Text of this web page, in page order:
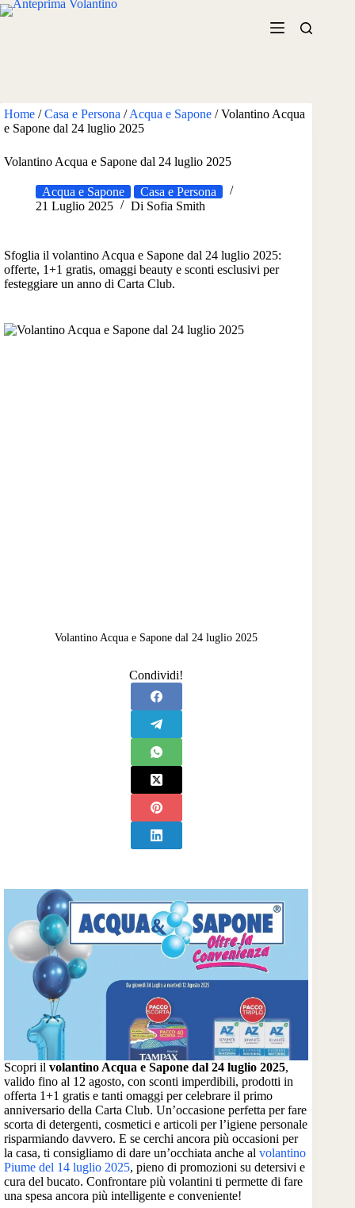
Salta
al
Home /Casa e Persona /Acqua e Sapone /Volantino Acqua
e Sapone dal 24 luglio 2025
Volantino Acqua e Sapone dal 24 luglio 2025
Acqua e Sapone
Casa e Persona
21 Luglio 2025
Di Sofia Smith
Sfoglia il volantino Acqua e Sapone dal 24 luglio 2025:
offerte, 1+1 gratis, omaggi beauty e sconti esclusivi per
festeggiare un anno di Carta Club.
Volantino Acqua e Sapone dal 24 luglio 2025
Condividi!
Scopri il volantino Acqua e Sapone dal 24 luglio 2025,
valido fino al 12 agosto, con sconti imperdibili, prodotti in
offerta 1+1 gratis e tanti omaggi per celebrare il primo
anniversario della Carta Club. Un’occasione perfetta per fare
scorta di detergenti, cosmetici e articoli per l’igiene personale
risparmiando davvero. E se cerchi ancora più occasioni per
la casa, ti consigliamo di dare un’occhiata anche al volantino
Piume del 14 luglio 2025, pieno di promozioni su detersivi e
cura del bucato. Confrontare più volantini ti permette di fare
una spesa ancora più intelligente e conveniente!